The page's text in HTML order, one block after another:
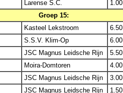
Larense S.C.
1.00
Groep 15:
Kasteel Lekstroom
6.50
S.S.V. Klim-Op
6.00
JSC Magnus Leidsche Rijn
5.50
Moira-Domtoren
4.00
JSC Magnus Leidsche Rijn
3.00
JSC Magnus Leidsche Rijn
1.50